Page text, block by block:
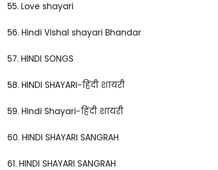
55. Love shayari
56. Hindi Vishal shayari Bhandar
57. HINDI SONGS
58. HINDI SHAYARI-हिंदी शायरी
59. Hindi Shayari-हिंदी शायरी
60. HINDI SHAYARI SANGRAH
61. HINDI SHAYARI SANGRAH